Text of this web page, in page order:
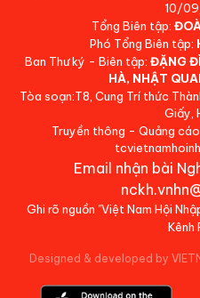
10/
Tổng Biên tập:
Phó Tổng Biên tập:
Ban Thư ký - Biên tập: ĐẶNG
HÀ, NHẬT
Tòa soạn:T8, Cung Trí thức
Giấy,
Truyền thông - Quảng
Email nhận bài
Ghi rõ nguồn "Việt Nam Hội
Kênh
Designed & developed by